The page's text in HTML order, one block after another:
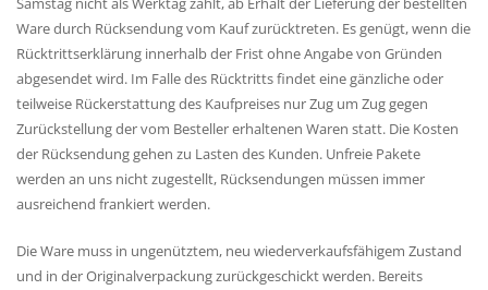
Ware durch Rücksendung vom Kauf zurücktreten. Es genügt, wenn die
Rücktrittserklärung innerhalb der Frist ohne Angabe von Gründen
abgesendet wird. Im Falle des Rücktritts findet eine gänzliche oder
teilweise Rückerstattung des Kaufpreises nur Zug um Zug gegen
Zurückstellung der vom Besteller erhaltenen Waren statt. Die Kosten
der Rücksendung gehen zu Lasten des Kunden. Unfreie Pakete
werden an uns nicht zugestellt, Rücksendungen müssen immer
ausreichend frankiert werden.
Die Ware muss in ungenütztem, neu wiederverkaufsfähigem Zustand
und in der Originalverpackung zurückgeschickt werden. Bereits